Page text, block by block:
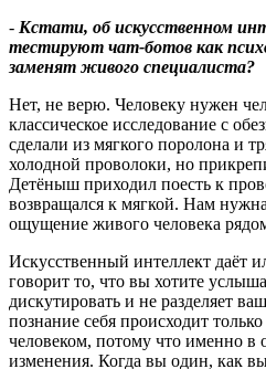
- Кстати, об искусственном
тестируют чат‑ботов как
заменят живого специалиста?
Нет, не верю. Человеку нужен
классическое исследование с
сделали из мягкого поролона и
холодной проволоки, но
Детёныш приходил поесть к
возвращался к мягкой. Нам
ощущение живого человека
Искусственный интеллект даёт
говорит то, что вы хотите
дискутировать и не разделяет
познание себя происходит
человеком, потому что именно
изменения. Когда вы один, как